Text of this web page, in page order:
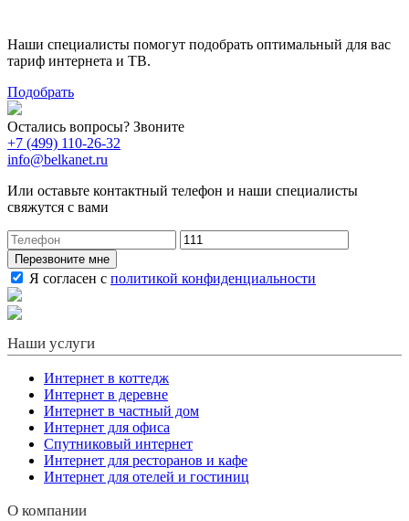
Наши специалисты помогут подобрать оптимальный для вас
тариф интернета и ТВ.
Подобрать
Остались вопросы? Звоните
+7 (499) 110-26-32
info@belkanet.ru
Или оставьте контактный телефон и наши специалисты
свяжутся с вами
Перезвоните мне
Я согласен с политикой конфиденциальности
Наши услуги
Интернет в коттедж
Интернет в деревне
Интернет в частный дом
Интернет для офиса
Спутниковый интернет
Интернет для ресторанов и кафе
Интернет для отелей и гостиниц
О компании